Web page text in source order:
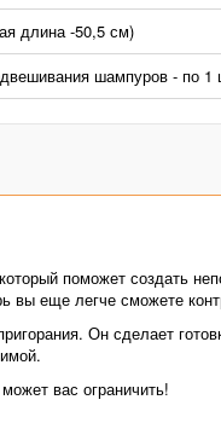
длина -50,5 см)
шампуров - по 1
поможет создать
вы еще легче сможете
Он сделает
вас ограничить!